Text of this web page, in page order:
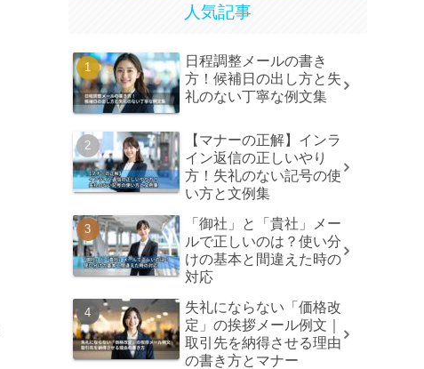
人気記事
日程調整メールの書き
方！候補日の出し方と失
礼のない丁寧な例文集
【マナーの正解】インラ
イン返信の正しいやり
方！失礼のない記号の使
い方と文例集
「御社」と「貴社」メー
ルで正しいのは？使い分
けの基本と間違えた時の
対応
失礼にならない「価格改
定」の挨拶メール例文｜
取引先を納得させる理由
の書き方とマナー